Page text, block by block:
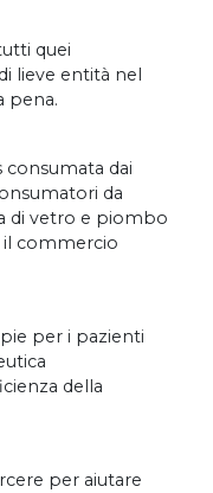
quei
lieve entità nel
pena.
consumata dai
da
di vetro e piombo
il commercio
per i pazienti
della
per aiutare